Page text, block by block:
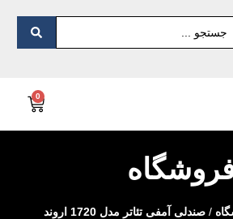
0
/صندلی آمفی تئاتر مدل 1720 اروند